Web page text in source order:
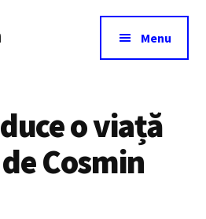
Menu
o viață
Cosmin